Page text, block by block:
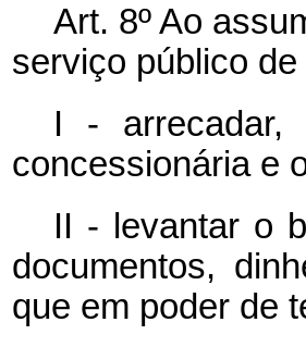
Art. 8º Ao
serviço público
I - arrecadar,
concessionária e
II - levantar o
documentos,
que em poder de